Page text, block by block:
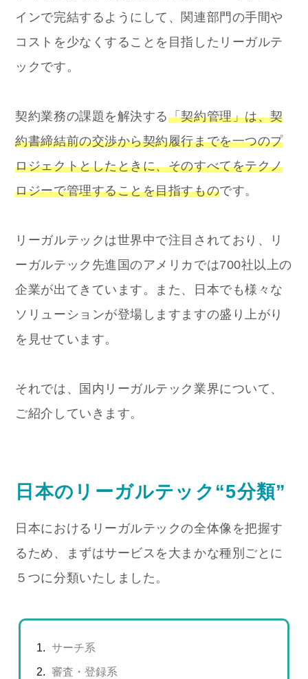
インで完結するようにして、関連部門の手間や
コストを少なくすることを目指したリーガルテ
ックです。
契約業務の課題を解決する「契約管理」は、契
約書締結前の交渉から契約履行までを一つのプ
ロジェクトとしたときに、そのすべてをテクノ
ロジーで管理することを目指すものです。
リーガルテックは世界中で注目されており、リ
ーガルテック先進国のアメリカでは700社以上の
企業が出てきています。また、日本でも様々な
ソリューションが登場しますますの盛り上がり
を見せています。
それでは、国内リーガルテック業界について、
ご紹介していきます。
日本のリーガルテック“5分類”
日本におけるリーガルテックの全体像を把握す
るため、まずはサービスを大まかな種別ごとに
５つに分類いたしました。
サーチ系
審査・登録系